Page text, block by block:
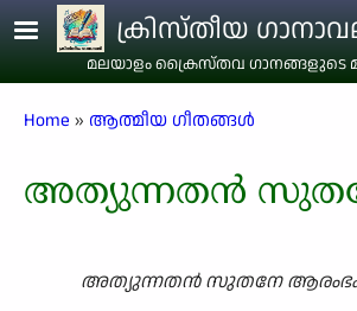
Skip to main content
ക്രിസ്തീയ
മലയാളം ക്രൈസ്തവ ഗാനങ്ങളുടെ
Breadcrumb
Home ആത്മീയ ഗീതങ്ങൾ
അത്യുന്നതൻ
അത്യുന്നതൻ സുതനേ